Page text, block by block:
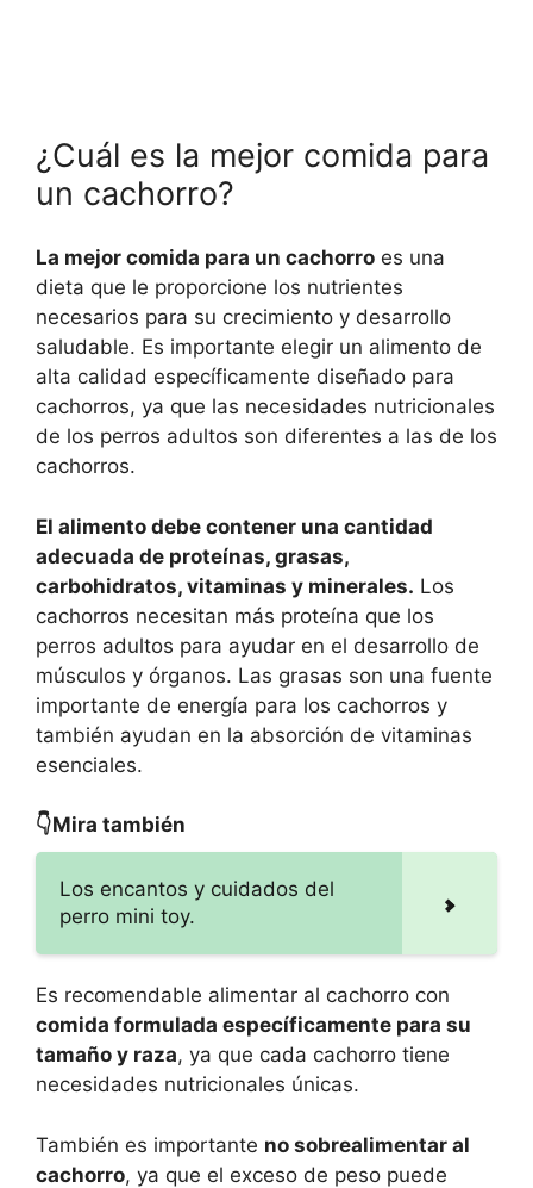
¿Cuál es la mejor comida para
un cachorro?
La mejor comida para un cachorro es una
dieta que le proporcione los nutrientes
necesarios para su crecimiento y desarrollo
saludable. Es importante elegir un alimento de
alta calidad específicamente diseñado para
cachorros, ya que las necesidades nutricionales
de los perros adultos son diferentes a las de los
cachorros.
El alimento debe contener una cantidad
adecuada de proteínas, grasas,
carbohidratos, vitaminas y minerales. Los
cachorros necesitan más proteína que los
perros adultos para ayudar en el desarrollo de
músculos y órganos. Las grasas son una fuente
importante de energía para los cachorros y
también ayudan en la absorción de vitaminas
esenciales.
👇Mira también
Los encantos y cuidados del
perro mini toy.
Es recomendable alimentar al cachorro con
comida formulada específicamente para su
tamaño y raza, ya que cada cachorro tiene
necesidades nutricionales únicas.
También es importante no sobrealimentar al
cachorro, ya que el exceso de peso puede